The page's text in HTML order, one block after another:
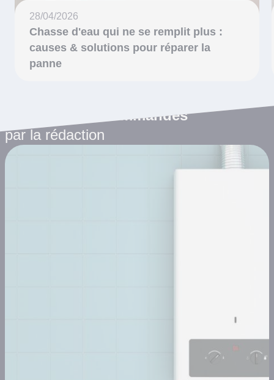
28/04/2026
Chasse d'eau qui ne se remplit plus :
causes & solutions pour réparer la
panne
Les articles recommandés
par la rédaction